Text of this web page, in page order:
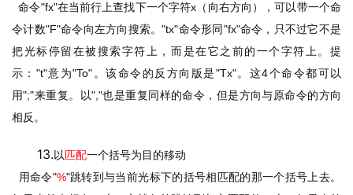
命令"fx"在当前行上查找下一个字符x （向右方向），可以带一个命
令计数"F"命令向左方向搜索。"tx"命令形同"fx"命令，只不过它不是
把光标停留在被搜索字符上，而是在它之前的一个字符上。提
示： "t"意为"To"。该命令的反方向版是"Tx"。这4个命令都可以
用";"来重复。以","也是重复同样的命令，但是方向与原命令的方向
相反。
13.以匹配一个括号为目的移动
用命令"%"跳转到与当前光标下的括号相匹配的那一个括号上去。